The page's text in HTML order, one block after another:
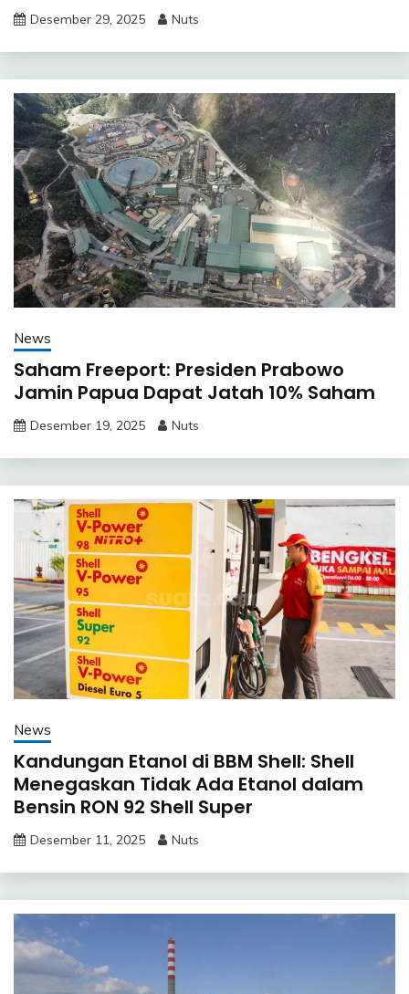
Desember 29, 2025 Nuts
News
Saham Freeport: Presiden Prabowo
Jamin Papua Dapat Jatah 10% Saham
Desember 19, 2025 Nuts
News
Kandungan Etanol di BBM Shell: Shell
Menegaskan Tidak Ada Etanol dalam
Bensin RON 92 Shell Super
Desember 11, 2025 Nuts